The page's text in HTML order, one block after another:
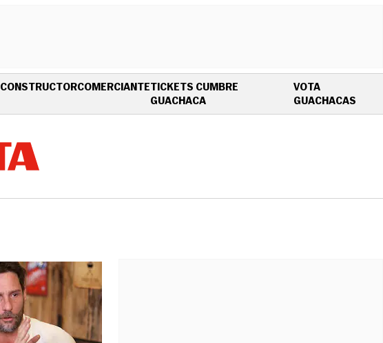
CONSTRUCTORCOMERCIANTETICKETS CUMBRE
GUACHACAOPENS IN NEW WINDOW
VOTA
GUACHACAS